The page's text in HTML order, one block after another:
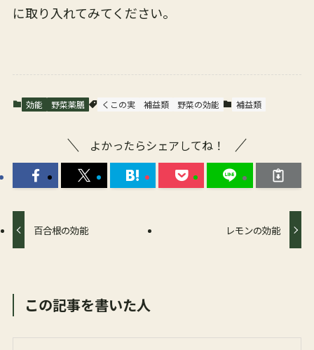
に取り入れてみてください。
効能 野菜薬膳 くこの実 補益類 野菜の効能 補益類
よかったらシェアしてね！
百合根の効能 レモンの効能
この記事を書いた人